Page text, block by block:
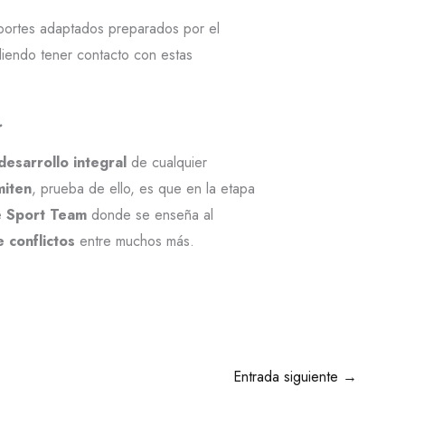
adaptados preparados por el
tener contacto con estas
integralde cualquier
, prueba de ello, es que en la etapa
Sport Teamdonde se enseña al
conflictos entre muchos más.
Entrada siguiente →